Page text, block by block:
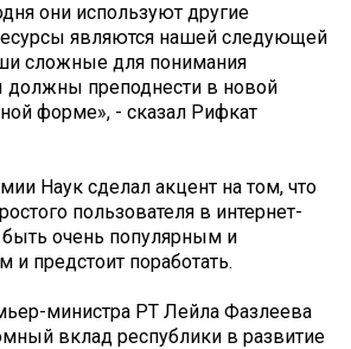
они используют другие
являются нашей следующей
сложные для понимания
должны преподнести в новой
форме», - сказал Рифкат
Наук сделал акцент на том, что
пользователя в интернет-
очень популярным и
и предстоит поработать.
министра РТ Лейла Фазлеева
вклад республики в развитие